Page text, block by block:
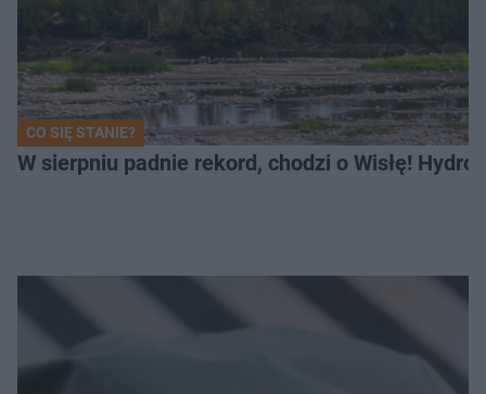
CO SIĘ STANIE?
W sierpniu padnie rekord, chodzi o Wisłę!